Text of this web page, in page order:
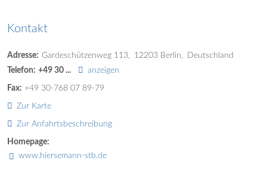
Kontakt
Adresse: Gardeschützenweg 113 12203 Berlin
Deutschland
Telefon: +49 30 ... anzeigen
Fax: +49 30-768 07 89-79
Zur Karte
Zur Anfahrtsbeschreibung
Homepage:
www.hiersemann-stb.de